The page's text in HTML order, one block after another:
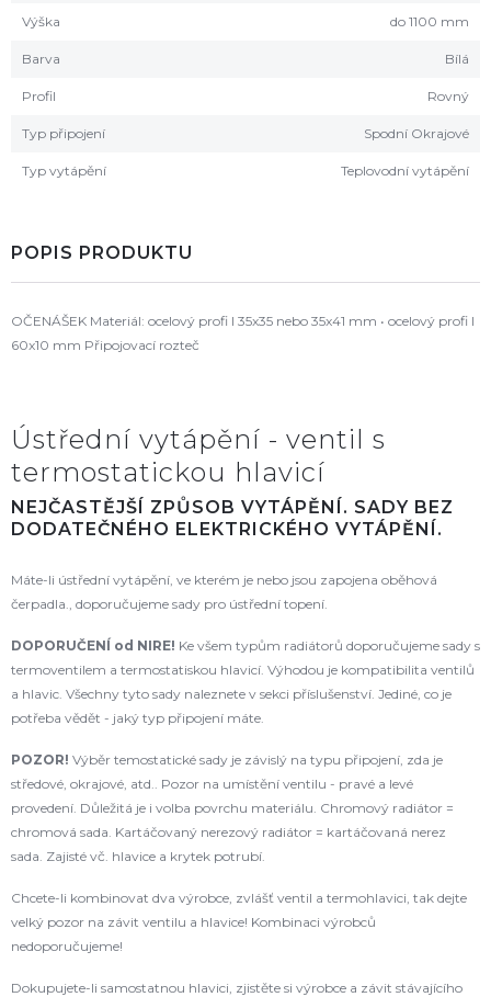
Výška do 1100 mm
Barva Bílá
Profil Rovný
Typ připojení Spodní Okrajové
Typ vytápění Teplovodní vytápění
POPIS PRODUKTU
OČENÁŠEK Materiál: ocelový profi l 35x35 nebo 35x41 mm • ocelový profi l
60x10 mm Připojovací rozteč
Ústřední vytápění - ventil s
termostatickou hlavicí
NEJČASTĚJŠÍ ZPŮSOB VYTÁPĚNÍ. SADY BEZ
DODATEČNÉHO ELEKTRICKÉHO VYTÁPĚNÍ.
Máte-li ústřední vytápění, ve kterém je nebo jsou zapojena oběhová
čerpadla., doporučujeme sady pro ústřední topení.
DOPORUČENÍ od NIRE! Ke všem typům radiátorů doporučujeme sady s
termoventilem a termostatiskou hlavicí. Výhodou je kompatibilita ventilů
a hlavic. Všechny tyto sady naleznete v sekci příslušenství. Jediné, co je
potřeba vědět - jaký typ připojení máte.
POZOR! Výběr temostatické sady je závislý na typu připojení, zda je
středové, okrajové, atd.. Pozor na umístění ventilu - pravé a levé
provedení. Důležitá je i volba povrchu materiálu. Chromový radiátor =
chromová sada. Kartáčovaný nerezový radiátor = kartáčovaná nerez
sada. Zajisté vč. hlavice a krytek potrubí.
Chcete-li kombinovat dva výrobce, zvlášť ventil a termohlavici, tak dejte
velký pozor na závit ventilu a hlavice! Kombinaci výrobců
nedoporučujeme!
Dokupujete-li samostatnou hlavici, zjistěte si výrobce a závit stávajícího